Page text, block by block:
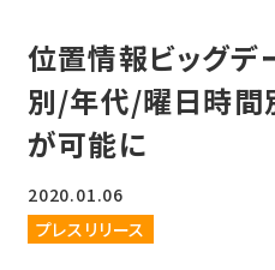
位置情報ビッグデ
別/年代/曜日時間
が可能に
2020.01.06
プレスリリース